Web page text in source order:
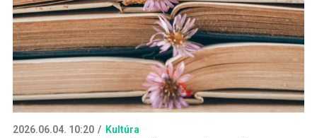
2026.06.04. 10:20 Kultúra